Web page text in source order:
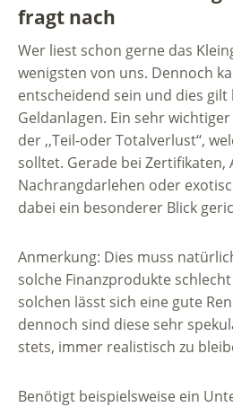
fragt nach
Wer liest schon gerne das
wenigsten von uns. Dennoch
entscheidend sein und dies gilt
Geldanlagen. Ein sehr
der ,,Teil-oder Totalverlust‘‘,
solltet. Gerade bei Zertifikaten,
Nachrangdarlehen oder
dabei ein besonderer Blick
Anmerkung: Dies muss
solche Finanzprodukte
solchen lässt sich eine gute
dennoch sind diese sehr
stets, immer realistisch zu
Benötigt beispielsweise ein